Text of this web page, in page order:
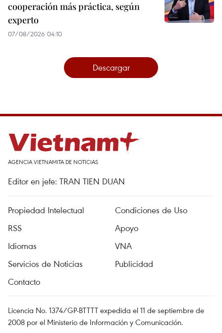
cooperación más práctica, según
experto
07/08/2026 04:10
Descargar
AGENCIA VIETNAMITA DE NOTICIAS
Editor en jefe: TRAN TIEN DUAN
Propiedad Intelectual
Condiciones de Uso
RSS
Apoyo
Idiomas
VNA
Servicios de Noticias
Publicidad
Contacto
Licencia No. 1374/GP-BTTTT expedida el 11 de septiembre de
2008 por el Ministerio de Información y Comunicación.